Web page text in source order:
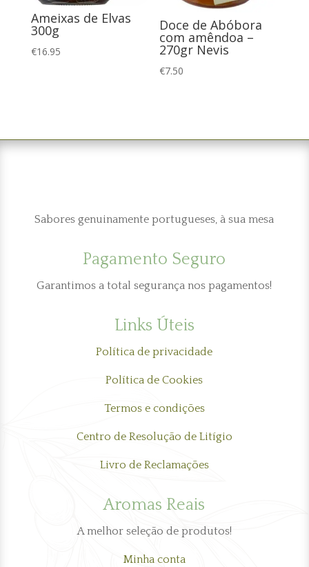
Ameixas de Elvas
300g
€16.95
Doce de Abóbora
com amêndoa –
270gr Nevis
€7.50
Sabores genuinamente portugueses, à sua mesa
Pagamento Seguro
Garantimos a total segurança nos pagamentos!
Links Úteis
Política de privacidade
Política de Cookies
Termos e condições
Centro de Resolução de Litígio
Livro de Reclamações
Aromas Reais
A melhor seleção de produtos!
Minha conta